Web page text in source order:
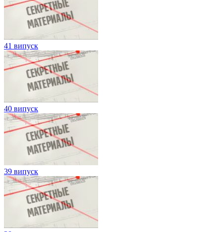
41 випуск
40 випуск
39 випуск